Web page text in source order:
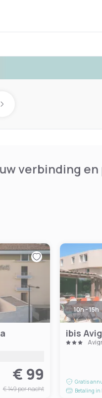
Next day
verbinding
€ 99
€ 149per nacht
10h - 15h
ibis
Gratis
Betaling in